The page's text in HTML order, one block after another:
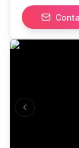
varas2 -
Excelente
IG: TikTok:
Previous slide